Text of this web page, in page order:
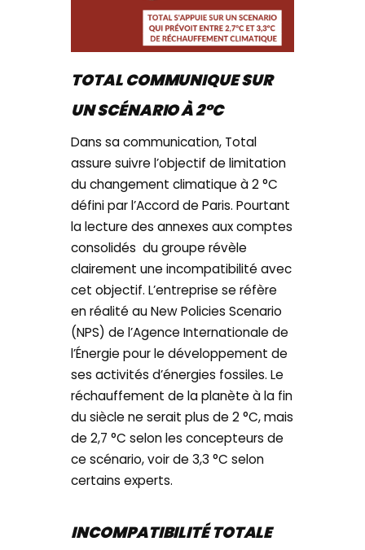
TOTAL COMMUNIQUE SUR
UN SCÉNARIO À 2°C
Dans sa communication, Total
assure suivre l’objectif de limitation
du changement climatique à 2 °C
défini par l’Accord de Paris. Pourtant
la lecture des annexes aux comptes
consolidés du groupe révèle
clairement une incompatibilité avec
cet objectif. L’entreprise se réfère
en réalité au New Policies Scenario
(NPS) de l’Agence Internationale de
l’Énergie pour le développement de
ses activités d’énergies fossiles. Le
réchauffement de la planète à la fin
du siècle ne serait plus de 2 °C, mais
de 2,7 °C selon les concepteurs de
ce scénario, voir de 3,3 °C selon
certains experts.
INCOMPATIBILITÉ TOTALE